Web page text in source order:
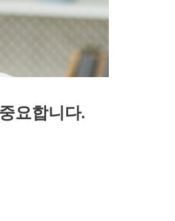
요합니다.